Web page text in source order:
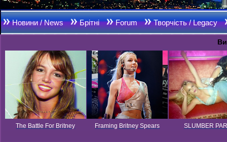
Новини / News Брітні Forum Творчість / Legacy
The Battle For Britney Framing Britney Spears SLUMBER